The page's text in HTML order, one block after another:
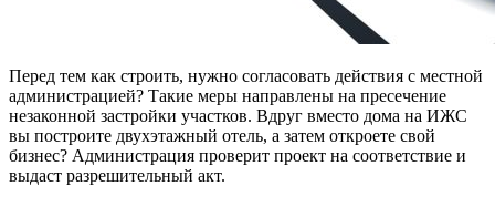
Перед тем как строить, нужно согласовать действия с местной
администрацией? Такие меры направлены на пресечение
незаконной застройки участков. Вдруг вместо дома на ИЖС
вы построите двухэтажный отель, а затем откроете свой
бизнес? Администрация проверит проект на соответствие и
выдаст разрешительный акт.